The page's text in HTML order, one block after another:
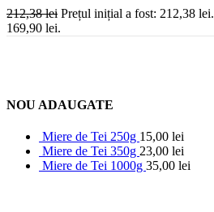
212,38lei Prețul inițial a fost: 212,38 lei.
169,90 lei.
NOU ADAUGATE
Miere de Tei 250g 15,00 lei
Miere de Tei 350g 23,00 lei
Miere de Tei 1000g 35,00 lei